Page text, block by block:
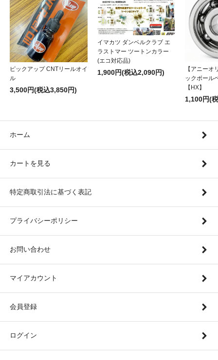
ピックアップ CNTリールオイ
ル
3,500円(税込3,850円)
イマカツ ダンベルクラブ エ
ラストマー ツートンカラー
(エコ対応品)
1,900円(税込2,090円)
【アニーオ
ックボール
【HX】
1,100円(
ホーム
カートを見る
特定商取引法に基づく表記
プライバシーポリシー
お問い合わせ
マイアカウント
会員登録
ログイン